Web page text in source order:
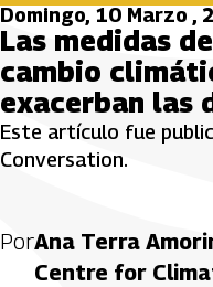
Domingo, 10 Marzo ,
Las medidas
cambio
exacerban las
Este artículo fue
Conversation.
PorAna Terra
Centre for